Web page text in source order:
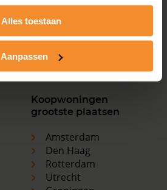
Alles toestaan
Aanpassen
Almere
Breda
Nijmegen
Koopwoningen
grootste plaatsen
Amsterdam
Den Haag
Rotterdam
Utrecht